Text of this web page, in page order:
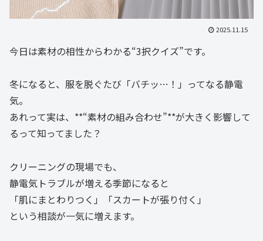
2025.11.15
今日は素材の相性からわかる“3択クイズ”です。
冬になると、服を脱ぐたび「バチッ…！」ってなる静電
気。
あれって実は、**“素材の組み合わせ”**が大きく影響して
るって知ってました？
クリーニングの現場でも、
静電気トラブルが増える季節になると
「肌にまとわりつく」「スカートが張り付く」
という相談が一気に増えます。